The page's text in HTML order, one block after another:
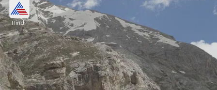
अमर है कबूतरों का जोड़ा
शिवजी जब देवी पार्वती को अमरत्व का रहस्य सुना रहे थे, उस
समय वहां दो कबूतर भी थे। अमरत्व का रहस्य जानकर वे भी अमर
हो गए। मान्यता है कि ये कबूतर आज भी यहां देखे जाते हैं।
Image credits: wikipedia
Hindi